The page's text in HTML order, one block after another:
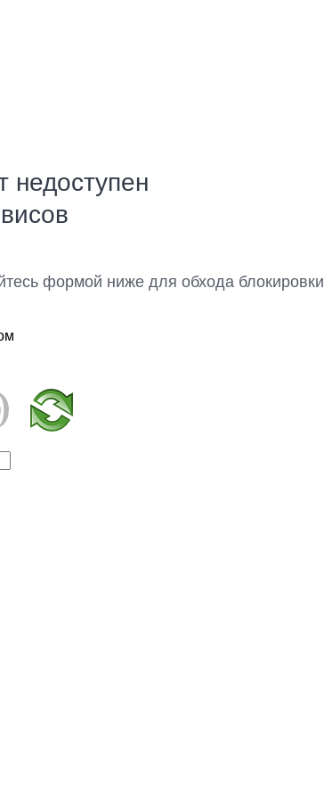
недоступен
формой ниже для обхода блокировки